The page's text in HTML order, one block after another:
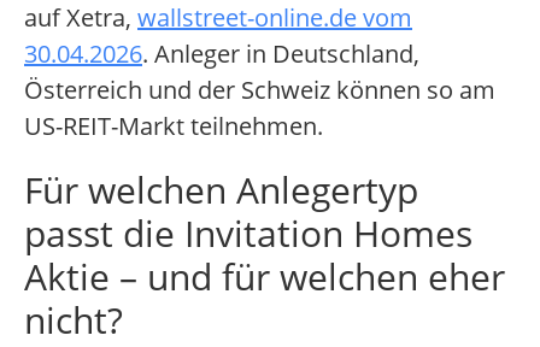
auf Xetra, wallstreet-online.de vom
30.04.2026. Anleger in Deutschland,
Österreich und der Schweiz können so am
US-REIT-Markt teilnehmen.
Für welchen Anlegertyp
passt die Invitation Homes
Aktie – und für welchen eher
nicht?